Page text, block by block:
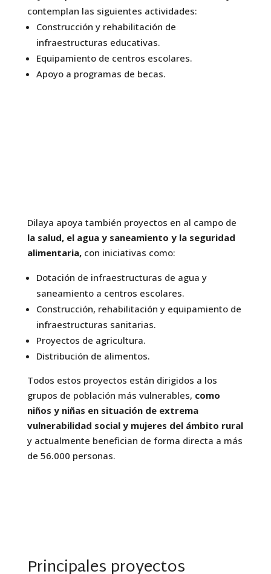
contemplan las siguientes actividades:
Construcción y rehabilitación de
infraestructuras educativas.
Equipamiento de centros escolares.
Apoyo a programas de becas.
Dilaya apoya también proyectos en al campo de
la salud, el agua y saneamiento y la seguridad
alimentaria,con iniciativas como:
Dotación de infraestructuras de agua y
saneamiento a centros escolares.
Construcción, rehabilitación y equipamiento de
infraestructuras sanitarias.
Proyectos de agricultura.
Distribución de alimentos.
Todos estos proyectos están dirigidos a los
grupos de población más vulnerables, como
niños y niñas en situación de extrema
vulnerabilidad social y mujeres del ámbito rural
y actualmente benefician de forma directa a más
de 56.000 personas.
Principales proyectos